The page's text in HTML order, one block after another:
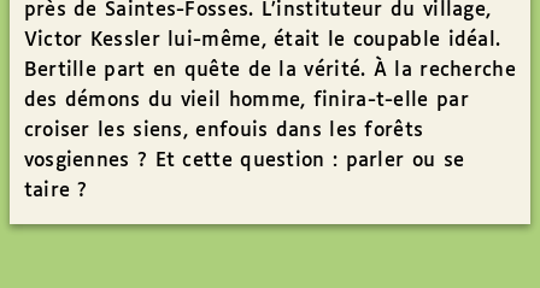
près de Saintes-Fosses. L’instituteur du village,
Victor Kessler lui-même, était le coupable idéal.
Bertille part en quête de la vérité. À la recherche
des démons du vieil homme, finira-t-elle par
croiser les siens, enfouis dans les forêts
vosgiennes ? Et cette question : parler ou se
taire ?